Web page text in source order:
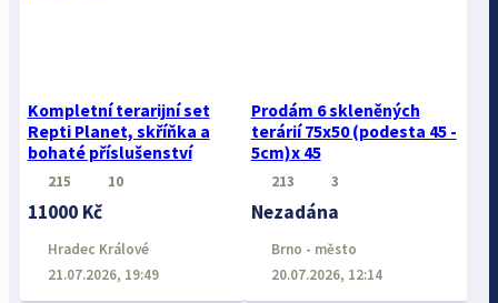
Kompletní terarijní set
Repti Planet, skříňka a
bohaté příslušenství
215 10
11000 Kč
Hradec Králové
21.07.2026, 19:49
Prodám 6 skleněných
terárií 75x50 (podesta 45 -
5cm)x 45
213 3
Nezadána
Brno - město
20.07.2026, 12:14